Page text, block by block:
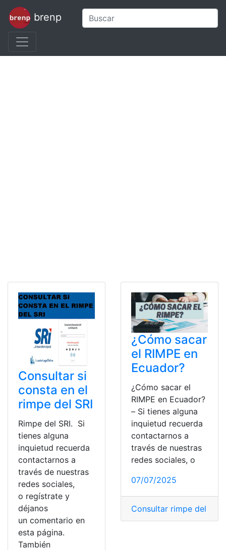
brenp
Consultar si
consta en el
rimpe del SRI
Rimpe del SRI. Si
tienes alguna
inquietud recuerda
contactarnos a
través de nuestras
redes sociales,
o regístrate y
déjanos
un comentario en
esta página.
También
¿Cómo sacar
el RIMPE en
Ecuador?
¿Cómo sacar el
RIMPE en Ecuador?
– Si tienes alguna
inquietud recuerda
contactarnos a
través de nuestras
redes sociales, o
07/07/2025
Consultar rimpe del SRI